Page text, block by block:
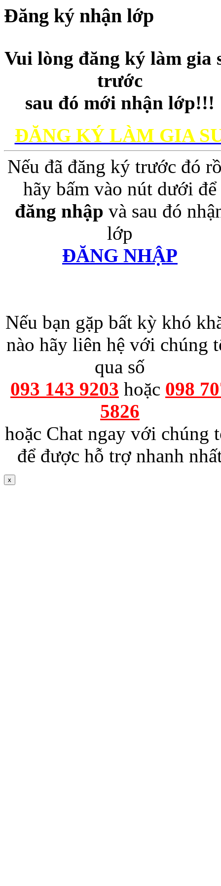
Đăng ký nhận lớp
Vui lòng đăng ký làm gia
trước
sau đó mới nhận lớp!!!
ĐĂNG KÝ LÀM GIA
Nếu đã đăng ký trước đó
hãy bấm vào nút dưới để
đăng nhập và sau đó
lớp
ĐĂNG NHẬP
Nếu bạn gặp bất kỳ khó
nào hãy liên hệ với chúng
qua số
093 143 9203 hoặc 098
5826
hoặc Chat ngay với chúng
để được hỗ trợ nhanh
x